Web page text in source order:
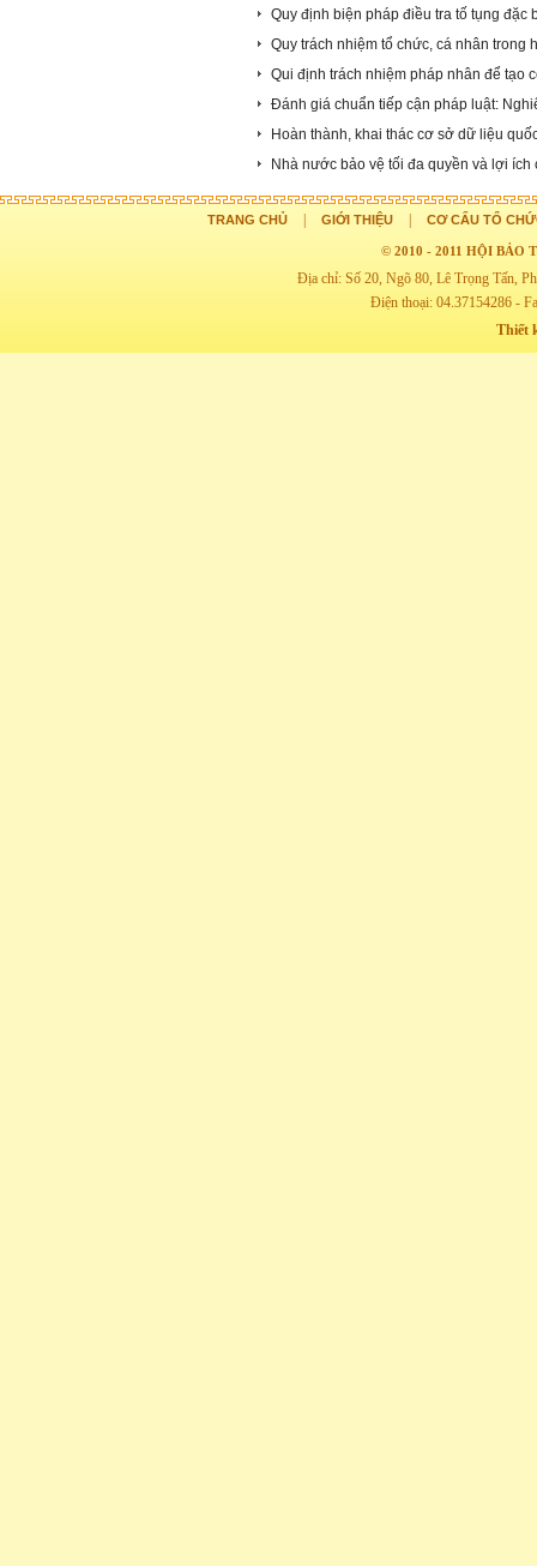
Quy định biện pháp điều tra tố tụng đặc
Quy trách nhiệm tổ chức, cá nhân trong
Qui định trách nhiệm pháp nhân để tạo
Đánh giá chuẩn tiếp cận pháp luật:
Hoàn thành, khai thác cơ sở dữ liệu
Nhà nước bảo vệ tối đa quyền và lợi
TRANG CHỦ GIỚI THIỆU CƠ CẤU TỔ
© 2010 - 2011 HỘI BẢO
Địa chỉ: Số 20, Ngõ 80, Lê Trọng Tấn,
Điện thoại: 04.37154286 -
Thiết